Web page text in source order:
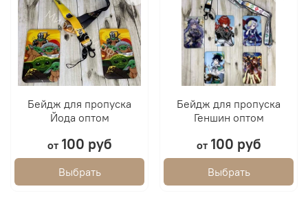
Бейдж для пропуска
Йода оптом
от 100 руб
Выбрать
Бейдж для пропуска
Геншин оптом
от 100 руб
Выбрать